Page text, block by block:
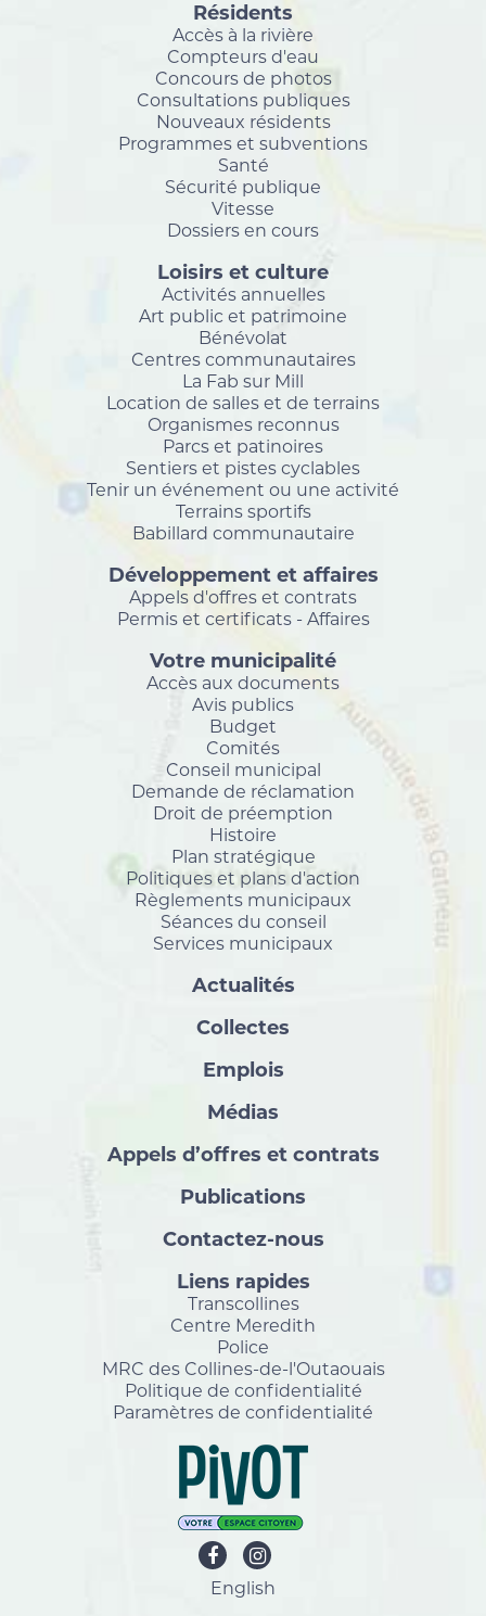
Résidents
Accès à la rivière
Compteurs d'eau
Concours de photos
Consultations publiques
Nouveaux résidents
Programmes et subventions
Santé
Sécurité publique
Vitesse
Dossiers en cours
Loisirs et culture
Activités annuelles
Art public et patrimoine
Bénévolat
Centres communautaires
La Fab sur Mill
Location de salles et de terrains
Organismes reconnus
Parcs et patinoires
Sentiers et pistes cyclables
Tenir un événement ou une activité
Terrains sportifs
Babillard communautaire
Développement et affaires
Appels d'offres et contrats
Permis et certificats - Affaires
Votre municipalité
Accès aux documents
Avis publics
Budget
Comités
Conseil municipal
Demande de réclamation
Droit de préemption
Histoire
Plan stratégique
Politiques et plans d'action
Règlements municipaux
Séances du conseil
Services municipaux
Actualités
Collectes
Emplois
Médias
Appels d’offres et contrats
Publications
Contactez-nous
Liens rapides
Transcollines
Centre Meredith
Police
MRC des Collines-de-l'Outaouais
Politique de confidentialité
Paramètres de confidentialité
English